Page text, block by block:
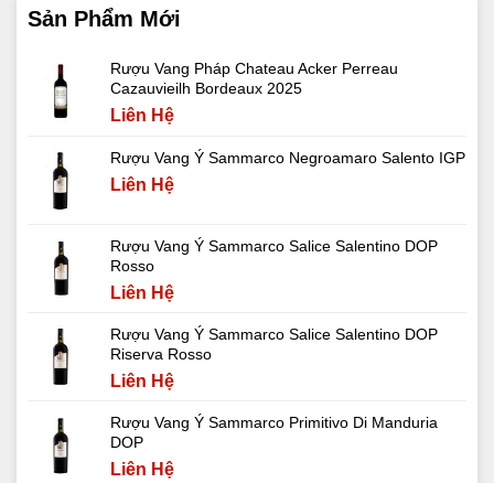
Sản Phẩm Mới
Rượu Vang Pháp Chateau Acker Perreau
Cazauvieilh Bordeaux 2025
Liên Hệ
Rượu Vang Ý Sammarco Negroamaro Salento IGP
Liên Hệ
Rượu Vang Ý Sammarco Salice Salentino DOP
Rosso
Liên Hệ
Rượu Vang Ý Sammarco Salice Salentino DOP
Riserva Rosso
Liên Hệ
Rượu Vang Ý Sammarco Primitivo Di Manduria
DOP
Liên Hệ